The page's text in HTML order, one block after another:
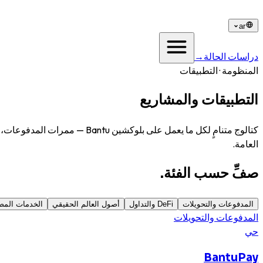
ar
دراسات الحالة →
المنظومة · التطبيقات
التطبيقات والمشاريع
العامة.
صفِّ حسب الفئة.
المدفوعات والتحويلات DeFi والتداول أصول العالم الحقيقي الخدمات
المدفوعات والتحويلات
حي
BantuPay